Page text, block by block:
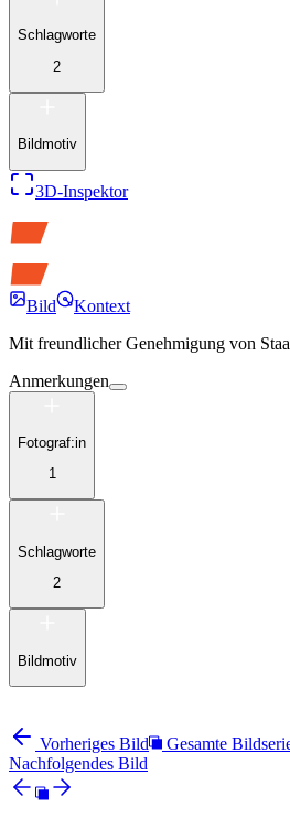
Schlagworte
2
Bildmotiv
3D-Inspektor
Bild
Kontext
Mit freundlicher Genehmigung von
Anmerkungen
Fotograf:in
1
Schlagworte
2
Bildmotiv
Vorheriges Bild
Gesamte
Nachfolgendes Bild